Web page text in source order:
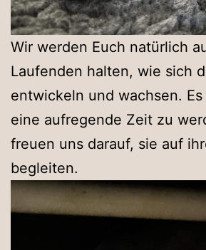
Wir werden Euch natürlich
Laufenden halten, wie sich
entwickeln und wachsen.
eine aufregende Zeit zu
freuen uns darauf, sie auf
begleiten.